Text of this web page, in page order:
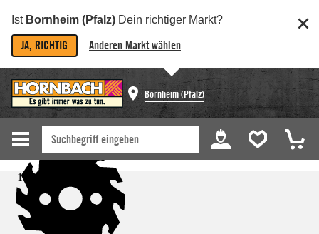
Ist Bornheim (Pfalz) Dein richtiger Markt?
JA, RICHTIG Anderen Markt wählen
Bornheim (Pfalz)
Startseite